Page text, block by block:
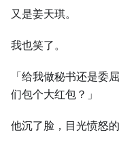
又是姜天琪。
我也笑了。
「给我做秘书还是委
们包个大红包？」
他沉了脸，目光愤怒的